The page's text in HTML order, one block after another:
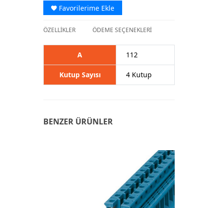
Favorilerime Ekle
ÖZELLİKLER ÖDEME SEÇENEKLERİ
A 112
Kutup Sayısı 4 Kutup
BENZER ÜRÜNLER